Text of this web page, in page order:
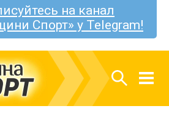
на канал
Спорт» у Telegram!